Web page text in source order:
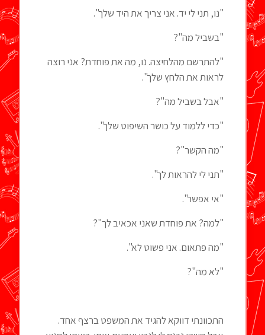
"נו, תני לי יד. אני צריך את היד שלך".
"בשביל מה"?
"להתרשם מהלחיצה. נו, מה את פוחדת? אני רוצה
לראות את הלחץ שלך".
"אבל בשביל מה"?
"כדי ללמוד על כושר השיפוט שלך".
"מה הקשר"?
"תני לי להראות לך".
"אי אפשר".
"למה? את פוחדת שאני אכאיב לך"?
"מה פתאום. אני פשוט לא".
"לא מה"?
התכוונתי דווקא להגיד את המשפט ברצף אחד.